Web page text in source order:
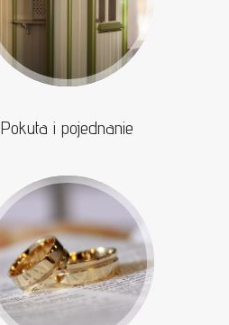
Pokuta i pojednanie